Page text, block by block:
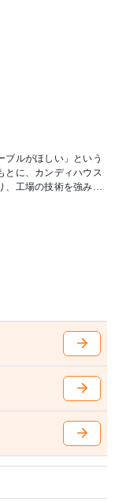
ブルがほしい」という
とに、カンディハウス
、工場の技術を強みに
特長のテーブルです。
ねじ込み式の脚は、
設計です。公共空間
)
天下665)/740(天下695
なります
可能)
天下665)/740(天下695
となります